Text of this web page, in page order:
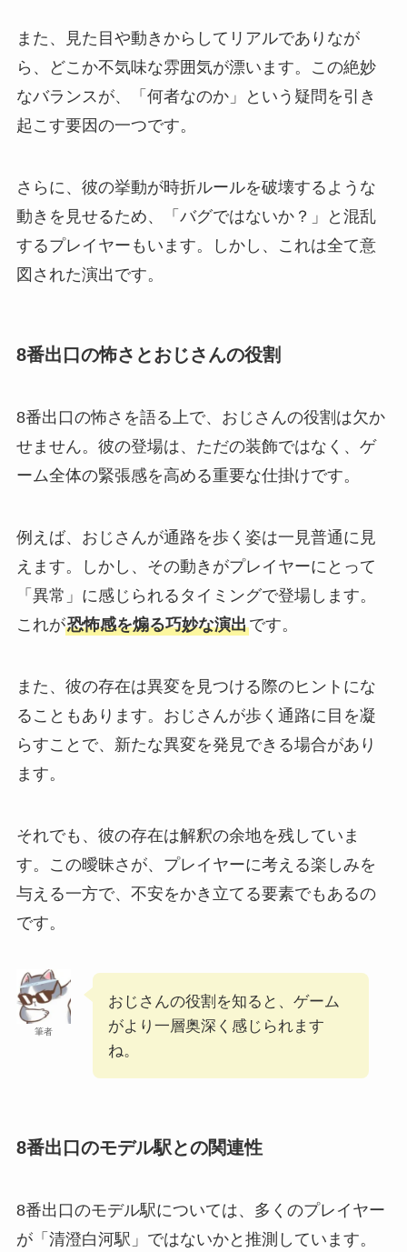
また、見た目や動きからしてリアルでありなが
ら、どこか不気味な雰囲気が漂います。この絶妙
なバランスが、「何者なのか」という疑問を引き
起こす要因の一つです。
さらに、彼の挙動が時折ルールを破壊するような
動きを見せるため、「バグではないか？」と混乱
するプレイヤーもいます。しかし、これは全て意
図された演出です。
8番出口の怖さとおじさんの役割
8番出口の怖さを語る上で、おじさんの役割は欠か
せません。彼の登場は、ただの装飾ではなく、ゲ
ーム全体の緊張感を高める重要な仕掛けです。
例えば、おじさんが通路を歩く姿は一見普通に見
えます。しかし、その動きがプレイヤーにとって
「異常」に感じられるタイミングで登場します。
これが恐怖感を煽る巧妙な演出です。
また、彼の存在は異変を見つける際のヒントにな
ることもあります。おじさんが歩く通路に目を凝
らすことで、新たな異変を発見できる場合があり
ます。
それでも、彼の存在は解釈の余地を残していま
す。この曖昧さが、プレイヤーに考える楽しみを
与える一方で、不安をかき立てる要素でもあるの
です。
筆者
おじさんの役割を知ると、ゲーム
がより一層奥深く感じられます
ね。
8番出口のモデル駅との関連性
8番出口のモデル駅については、多くのプレイヤー
が「清澄白河駅」ではないかと推測しています。